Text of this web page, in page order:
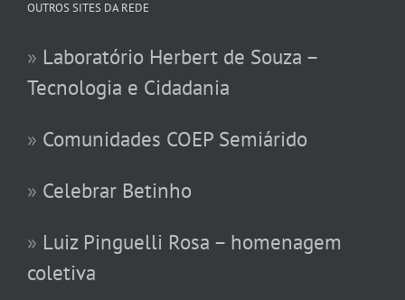
OUTROS SITES DA REDE
» Laboratório Herbert de Souza –
Tecnologia e Cidadania
» Comunidades COEP Semiárido
» Celebrar Betinho
» Luiz Pinguelli Rosa – homenagem
coletiva